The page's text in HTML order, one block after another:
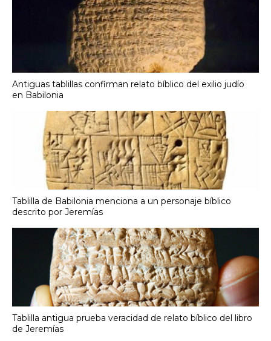
Antiguas tablillas confirman relato bíblico del exilio judío
en Babilonia
Tablilla de Babilonia menciona a un personaje bíblico
descrito por Jeremías
Tablilla antigua prueba veracidad de relato bíblico del libro
de Jeremías